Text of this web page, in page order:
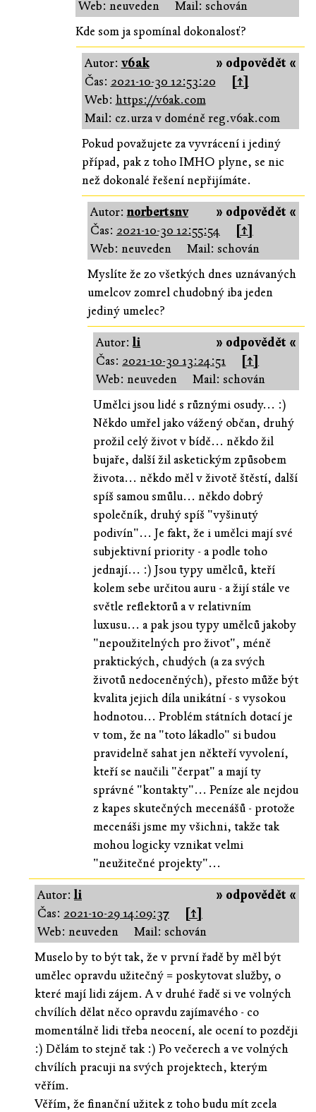
Web: neuveden
Mail: schován
Kde som ja spomínal dokonalosť?
» odpovědět «
Autor: v6ak
Čas: 2021-10-30 12:53:20
[↑]
Web: https://v6ak.com
Mail: cz.urza v doméně reg.v6ak.com
Pokud považujete za vyvrácení i jediný
případ, pak z toho IMHO plyne, se nic
než dokonalé řešení nepřijímáte.
» odpovědět «
Autor:norbertsnv
Čas: 2021-10-30 12:55:54
[↑]
Web: neuveden
Mail: schován
Myslíte že zo všetkých dnes uznávaných
umelcov zomrel chudobný iba jeden
jediný umelec?
» odpovědět «
Autor:li
Čas: 2021-10-30 13:24:51
[↑]
Web: neuveden
Mail: schován
Umělci jsou lidé s různými osudy... :)
Někdo umřel jako vážený občan, druhý
prožil celý život v bídě... někdo žil
bujaře, další žil asketickým způsobem
života... někdo měl v životě štěstí, další
spíš samou smůlu... někdo dobrý
společník, druhý spíš "vyšinutý
podivín"... Je fakt, že i umělci mají své
subjektivní priority - a podle toho
jednají... :) Jsou typy umělců, kteří
kolem sebe určitou auru - a žijí stále ve
světle reflektorů a v relativním
luxusu... a pak jsou typy umělců jakoby
"nepoužitelných pro život", méně
praktických, chudých (a za svých
životů nedoceněných), přesto může být
kvalita jejich díla unikátní - s vysokou
hodnotou... Problém státních dotací je
v tom, že na "toto lákadlo" si budou
pravidelně sahat jen někteří vyvolení,
kteří se naučili "čerpat" a mají ty
správné "kontakty"... Peníze ale nejdou
z kapes skutečných mecenášů - protože
mecenáši jsme my všichni, takže tak
mohou logicky vznikat velmi
"neužitečné projekty"...
» odpovědět «
Autor:li
Čas: 2021-10-29 14:09:37
[↑]
Web: neuveden
Mail: schován
Muselo by to být tak, že v první řadě by měl být
umělec opravdu užitečný = poskytovat služby, o
které mají lidi zájem. A v druhé řadě si ve volných
chvílích dělat něco opravdu zajímavého - co
momentálně lidi třeba neocení, ale ocení to později
:) Dělám to stejně tak :) Po večerech a ve volných
chvílích pracuji na svých projektech, kterým
věřím.
Věřím, že finanční užitek z toho budu mít zcela